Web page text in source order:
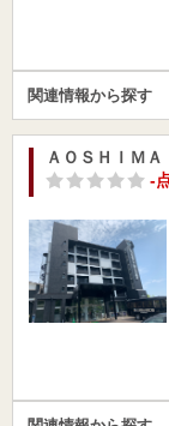
関連情報から探す
ＡＯＳＨＩＭ
-